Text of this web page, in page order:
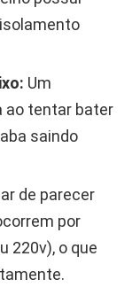
Um
ao tentar bater
saindo
de parecer
por
220v), o que